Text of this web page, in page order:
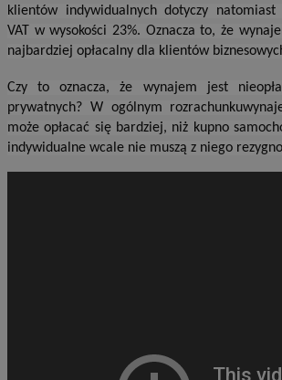
klientów indywidualnych dotyczy natomiast
VAT w wysokości 23%. Oznacza to, że
najbardziej opłacalny dla klientów
Czy to oznacza, że wynajem jest
prywatnych? W ogólnym
może opłacać się bardziej, niż kupno
indywidualne wcale nie muszą z niego